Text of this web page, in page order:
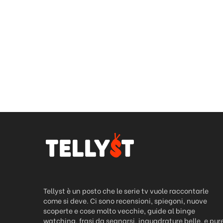
Tellyst è un posto che le serie tv vuole raccontarle
come si deve. Ci sono recensioni, spiegoni, nuove
scoperte e cose molto vecchie, guide al binge
watching, frasi da segnarsi, inquadrature belle, e